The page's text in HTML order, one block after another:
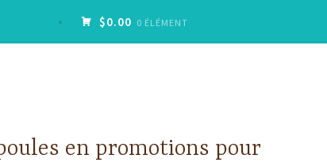
$0.00 0 ÉLÉMENT
en promotions pour